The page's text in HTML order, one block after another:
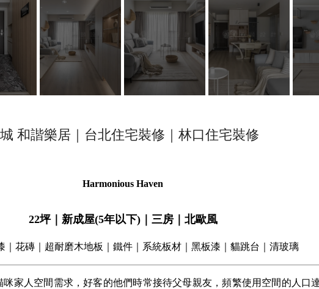
和諧樂居｜台北住宅裝修｜林口住宅裝修
Harmonious Haven
22坪｜新成屋(5年以下)｜三房｜北歐風
｜花磚｜超耐磨木地板｜鐵件｜系統板材｜黑板漆｜貓跳台｜清玻璃
家人空間需求，好客的他們時常接待父母親友，頻繁使用空間的人口